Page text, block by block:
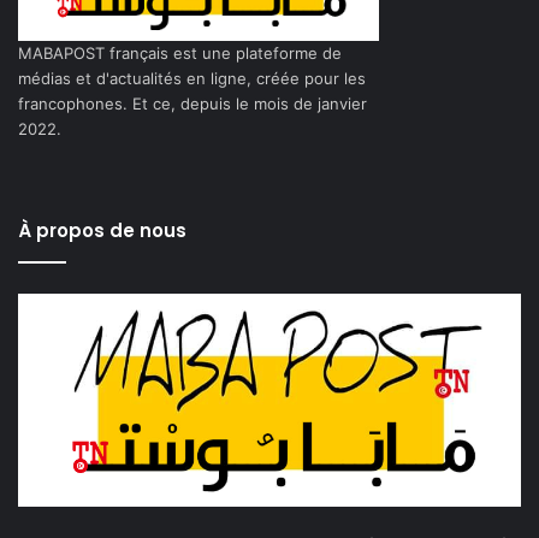
MABAPOST français est une plateforme de
médias et d'actualités en ligne, créée pour les
francophones. Et ce, depuis le mois de janvier
2022.
À propos de nous